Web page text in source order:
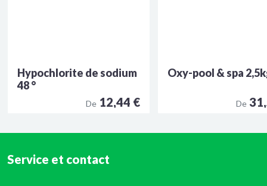
Hypochlorite de sodium
48 °
De 12,44 €
Oxy-pool & spa
De
Service et contact